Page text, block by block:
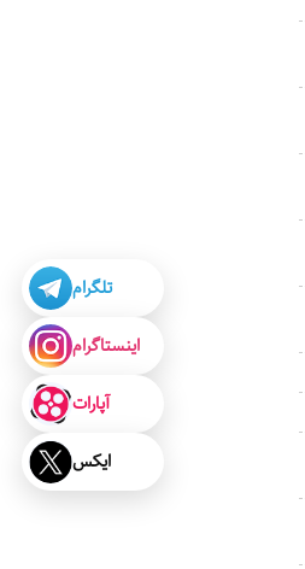
تلگرام
اینستاگرام
آپارات
ایکس